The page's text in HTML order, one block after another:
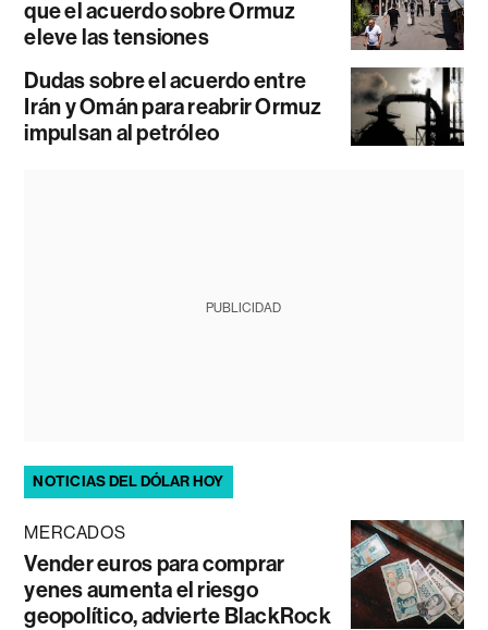
que el acuerdo sobre Ormuz
eleve las tensiones
Dudas sobre el acuerdo entre
Irán y Omán para reabrir Ormuz
impulsan al petróleo
PUBLICIDAD
NOTICIAS DEL DÓLAR HOY
MERCADOS
Vender euros para comprar
yenes aumenta el riesgo
geopolítico, advierte BlackRock